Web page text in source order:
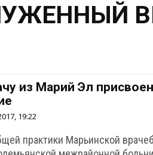
из Марий Эл
19:22
практики Марьинской